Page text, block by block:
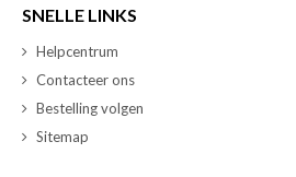
SNELLE LINKS
Helpcentrum
Contacteer ons
Bestelling volgen
Sitemap